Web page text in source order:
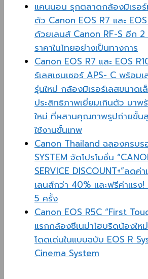
แคนนอน รุกตลาดกล้องมิเรอร์
ตัว Canon EOS R7 และ
ด้วยเลนส์ Canon RF-S อีก
ราคาในไทยอย่างเป็นทางการ
Canon EOS R7 และ EOS
ร์เลสเซนเซอร์ APS- C พร้อม
รุ่นใหม่ กล้องมิเรอร์เลสขนาดเ
ประสิทธิภาพเยี่ยมเกินตัว มา
ใหม่ ที่ผสานคุณภาพรูปถ่ายขั้น
ใช้งานขั้นเทพ
Canon Thailand ฉลองครบ
SYSTEM จัดโปรโมชั่น
SERVICE DISCOUNT+”ลดค่
เลนส์กว่า 40% และฟรีค่าแรง!
5 ครั้ง
Canon EOS R5C “First
แรกกล้องซีเนม่าไฮบริดน้องใ
โดดเด่นในแบบฉบับ EOS R
Cinema System